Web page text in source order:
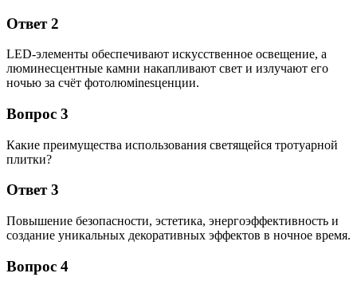
Ответ 2
LED-элементы обеспечивают искусственное освещение, а
люминесцентные камни накапливают свет и излучают его
ночью за счёт фотолюмinesценции.
Вопрос 3
Какие преимущества использования светящейся тротуарной
плитки?
Ответ 3
Повышение безопасности, эстетика, энергоэффективность и
создание уникальных декоративных эффектов в ночное время.
Вопрос 4